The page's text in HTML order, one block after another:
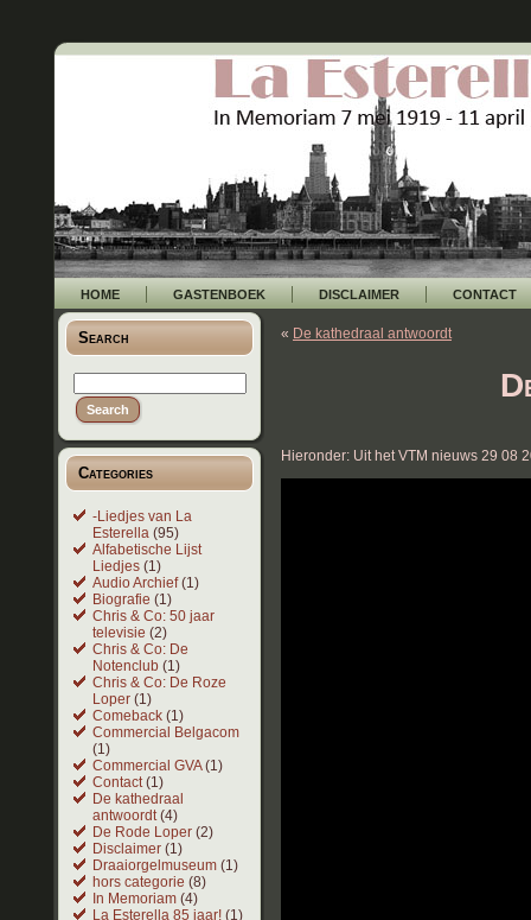
HOME GASTENBOEK DISCLAIMER CONTACT
Search
Categories
-Liedjes van La
Esterella (95)
Alfabetische Lijst
Liedjes (1)
Audio Archief(1)
Biografie (1)
Chris & Co: 50 jaar
televisie (2)
Chris & Co: De
Notenclub (1)
Chris & Co: De Roze
Loper (1)
Comeback (1)
Commercial Belgacom
(1)
Commercial GVA(1)
Contact(1)
De kathedraal
antwoordt(4)
De Rode Loper (2)
Disclaimer (1)
Draaiorgelmuseum (1)
hors categorie (8)
In Memoriam (4)
La Esterella 85 jaar! (1)
« De kathedraal antwoordt
Hieronder: Uit het VTM nieuws 29 08